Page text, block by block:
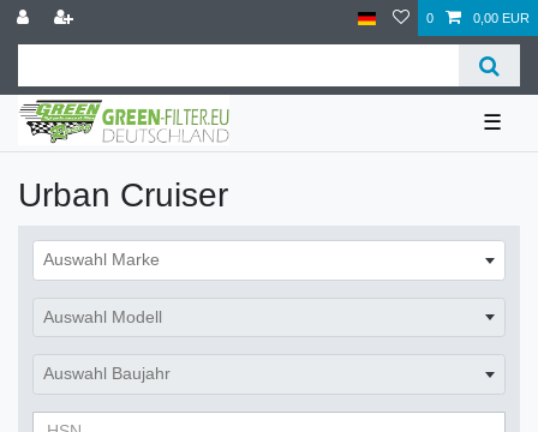
0 0,00 EUR
☰
Urban Cruiser
Auswahl Marke
Auswahl Modell
Auswahl Baujahr